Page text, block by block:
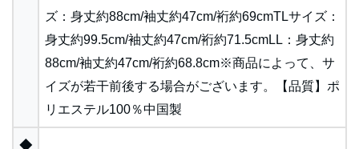
ズ：身丈約88cm/袖丈約47cm/裄約69cmTLサイズ：
身丈約99.5cm/袖丈約47cm/裄約71.5cmLL：身丈約
88cm/袖丈約47cm/裄約68.8cm※商品によって、サ
イズが若干前後する場合がございます。【品質】ポ
リエステル100％中国製
◆